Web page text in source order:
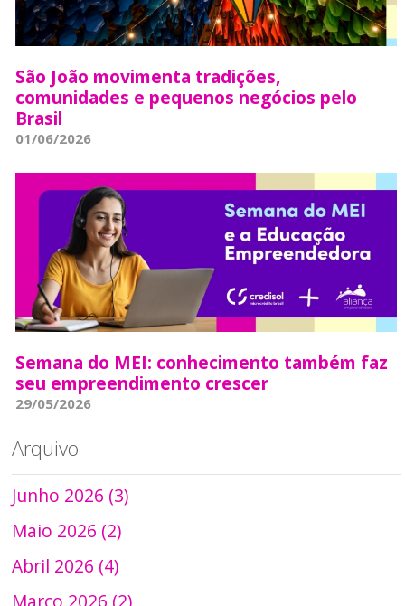
São João movimenta tradições,
comunidades e pequenos negócios pelo
Brasil
01/06/2026
Semana do MEI: conhecimento também faz
seu empreendimento crescer
29/05/2026
Arquivo
Junho 2026 (3)
Maio 2026 (2)
Abril 2026 (4)
Março 2026 (2)